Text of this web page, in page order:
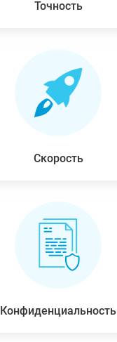
Точность
Скорость
Конфиденциальность